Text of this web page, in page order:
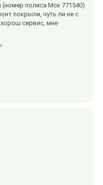
(номер полиса Мск 771540)
покрыли, чуть ли не с
сервис, мне